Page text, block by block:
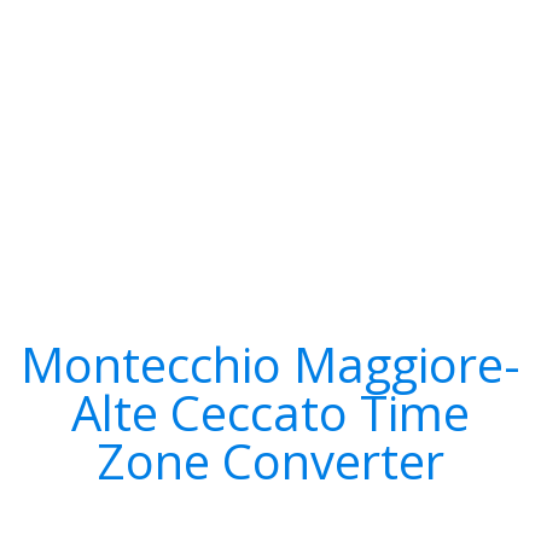
Montecchio Maggiore-
Alte Ceccato Time
Zone Converter